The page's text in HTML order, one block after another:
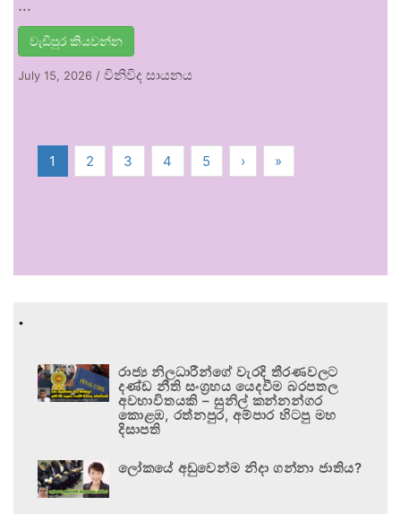
…
වැඩිපුර කියවන්න
July 15, 2026 / විනිවිද සායනය
1 2 3 4 5 › »
.
රාජ්‍ය නිලධාරීන්ගේ වැරදි තීරණවලට
දණ්ඩ නීති සංග්‍රහය යෙදවීම බරපතල
අවභාවිතයකි – සුනිල් කන්නන්ගර
කොළඹ, රත්නපුර, අම්පාර හිටපු මහ
දිසාපති
ලෝකයේ අඩුවෙන්ම නිදා ගන්නා ජාතිය?